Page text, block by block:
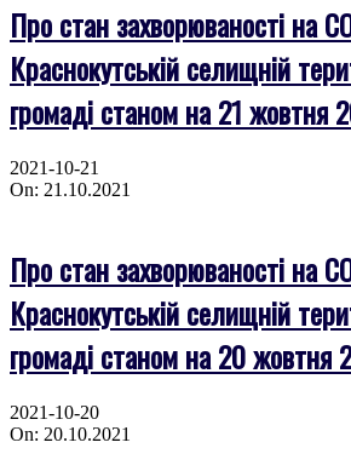
Про стан захворюваності на
Краснокутській селищній
громаді станом на 21 жовтня
2021-10-21
On: 21.10.2021
Про стан захворюваності на
Краснокутській селищній
громаді станом на 20 жовтня
2021-10-20
On: 20.10.2021